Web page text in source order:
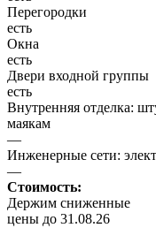
Перегородки
есть
Окна
есть
Двери входной группы
есть
Внутренняя отделка:
маякам
—
Инженерные сети:
—
Стоимость:
Держим сниженные
цены до 31.08.26